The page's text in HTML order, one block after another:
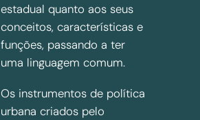
estadual quanto aos seus
conceitos, características e
funções, passando a ter
uma linguagem comum.
Os instrumentos de política
urbana criados pelo